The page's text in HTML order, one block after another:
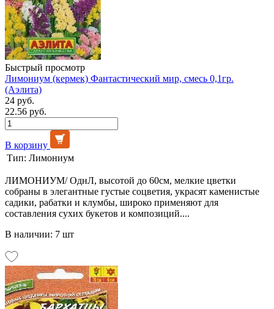
Быстрый просмотр
Лимониум (кермек) Фантастический мир, смесь 0,1гр.
(Аэлита)
24 руб.
22.56 руб.
В корзину
Тип: Лимониум
ЛИМОНИУМ/ ОднЛ, высотой до 60см, мелкие цветки
собраны в элегантные густые соцветия, украсят каменистые
садики, рабатки и клумбы, широко применяют для
составления сухих букетов и композиций....
В наличии: 7 шт